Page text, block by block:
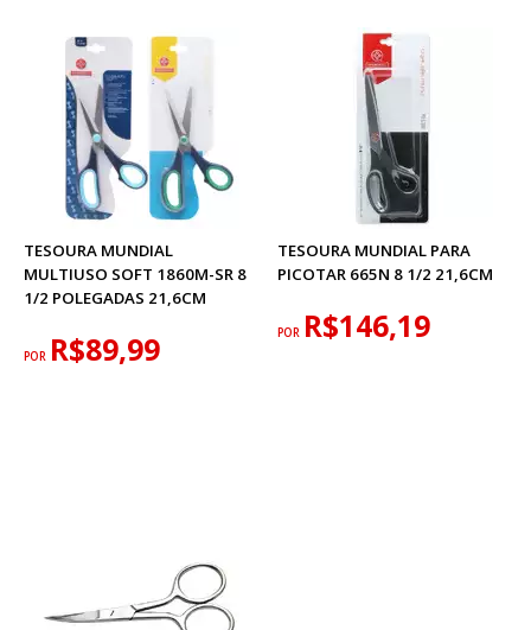
TESOURA MUNDIAL
MULTIUSO SOFT 1860M-SR 8
1/2 POLEGADAS 21,6CM
POR R$89,99
TESOURA MUNDIAL PARA
PICOTAR 665N 8 1/2 21,6CM
POR R$146,19